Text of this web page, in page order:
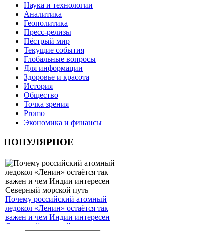
Наука и технологии
Аналитика
Геополитика
Пресс-релизы
Пёстрый мир
Текущие события
Глобальные вопросы
Для информации
Здоровье и красота
История
Общество
Точка зрения
Promo
Экономика и финансы
ПОПУЛЯРНОЕ
Почему российский атомный
ледокол «Ленин» остаётся так
важен и чем Индии интересен
Северный морской путь